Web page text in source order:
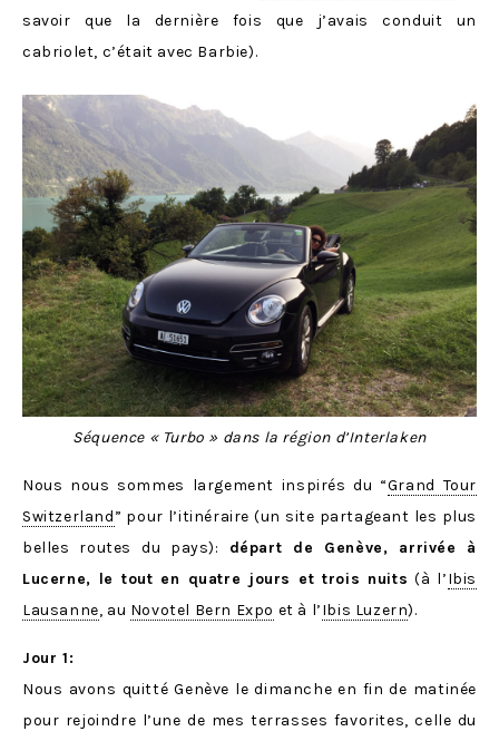
savoir que la dernière fois que j’avais conduit un
cabriolet, c’était avec Barbie).
Séquence « Turbo » dans la région d’Interlaken
Nous nous sommes largement inspirés du “Grand Tour
Switzerland” pour l’itinéraire (un site partageant les plus
belles routes du pays): départ de Genève, arrivée à
Lucerne, le tout en quatre jours et trois nuits (à l’Ibis
Lausanne, au Novotel Bern Expo et à l’Ibis Luzern).
Jour 1:
Nous avons quitté Genève le dimanche en fin de matinée
pour rejoindre l’une de mes terrasses favorites, celle du